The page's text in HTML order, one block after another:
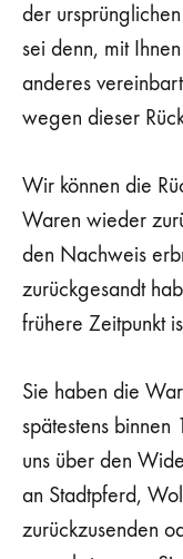
der
sei denn, mit
anderes
wegen dieser
Wir können die
Waren wieder
den Nachweis
zurückgesandt
frühere Zeitpunkt
Sie haben die
spätestens
uns über den
an Stadtpferd,
zurückzusenden